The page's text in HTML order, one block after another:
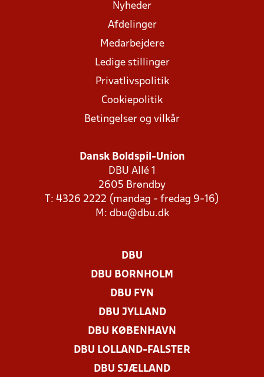
Nyheder
Afdelinger
Medarbejdere
Ledige stillinger
Privatlivspolitik
Cookiepolitik
Betingelser og vilkår
Dansk Boldspil-Union
DBU Allé 1
2605 Brøndby
T: 4326 2222 (mandag - fredag 9-16)
M: dbu@dbu.dk
DBU
DBU BORNHOLM
DBU FYN
DBU JYLLAND
DBU KØBENHAVN
DBU LOLLAND-FALSTER
DBU SJÆLLAND